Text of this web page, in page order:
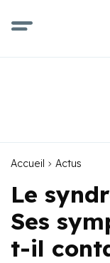
Accueil Actus
Le
Ses
t-il